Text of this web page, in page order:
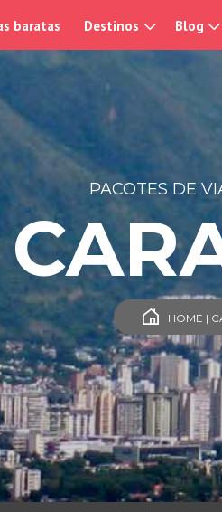
baratas Destinos Blog
PACOTES DE
HOME |